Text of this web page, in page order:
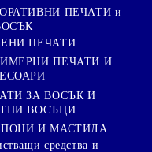
ПЕЧАТИ и
ПЕЧАТИ
ПЕЧАТИ И
ЗА ВОСЪК И
ВОСЪЦИ
И МАСТИЛА
средства и